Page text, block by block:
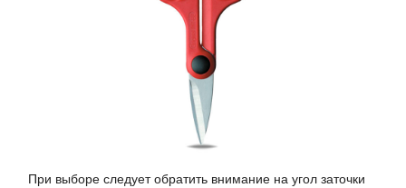
При выборе следует обратить внимание на угол заточки